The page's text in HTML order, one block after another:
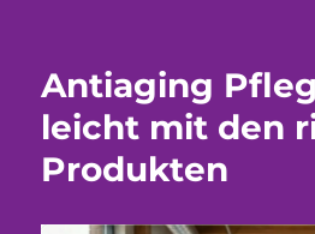
Antiaging
leicht mit den
Produkten